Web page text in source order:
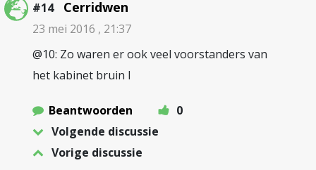
#14 Cerridwen
23 mei 2016 , 21:37
@10: Zo waren er ook veel voorstanders van
het kabinet bruin I
Beantwoorden
0
Volgende discussie
Vorige discussie